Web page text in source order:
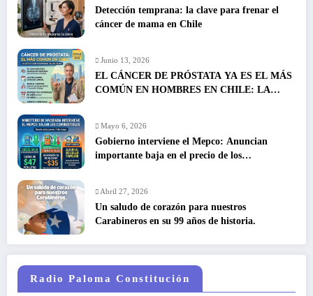
Detección temprana: la clave para frenar el
cáncer de mama en Chile
Junio 13, 2026
EL CÁNCER DE PRÓSTATA YA ES EL MÁS
COMÚN EN HOMBRES EN CHILE: LA
Mayo 6, 2026
Gobierno interviene el Mepco: Anuncian
importante baja en el precio de los
Abril 27, 2026
Un saludo de corazón para nuestros
Carabineros en su 99 años de historia.
Radio Paloma Constitución